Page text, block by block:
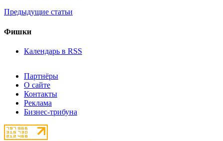
Предыдущие статьи
Фишки
Календарь в RSS
Партнёры
О сайте
Контакты
Реклама
Бизнес-трибуна